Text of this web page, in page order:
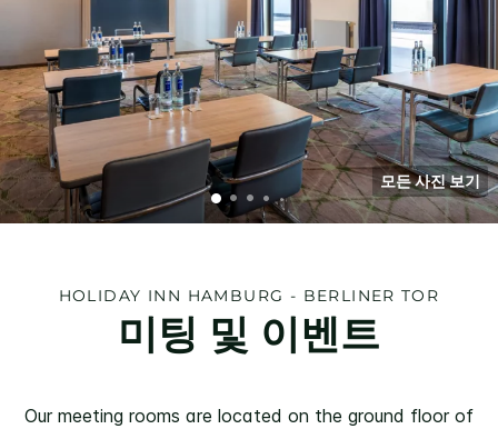
모든 사진 보기
HOLIDAY INN HAMBURG - BERLINER TOR
미팅 및 이벤트
Our meeting rooms are located on the ground floor of